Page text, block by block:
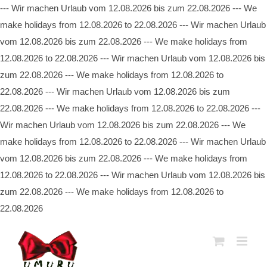
--- Wir machen Urlaub vom 12.08.2026 bis zum 22.08.2026 --- We
make holidays from 12.08.2026 to 22.08.2026 --- Wir machen Urlaub
vom 12.08.2026 bis zum 22.08.2026 --- We make holidays from
12.08.2026 to 22.08.2026 --- Wir machen Urlaub vom 12.08.2026 bis
zum 22.08.2026 --- We make holidays from 12.08.2026 to
22.08.2026 --- Wir machen Urlaub vom 12.08.2026 bis zum
22.08.2026 --- We make holidays from 12.08.2026 to 22.08.2026 ---
Wir machen Urlaub vom 12.08.2026 bis zum 22.08.2026 --- We
make holidays from 12.08.2026 to 22.08.2026 --- Wir machen Urlaub
vom 12.08.2026 bis zum 22.08.2026 --- We make holidays from
12.08.2026 to 22.08.2026 --- Wir machen Urlaub vom 12.08.2026 bis
zum 22.08.2026 --- We make holidays from 12.08.2026 to
22.08.2026
Inhalt
springen